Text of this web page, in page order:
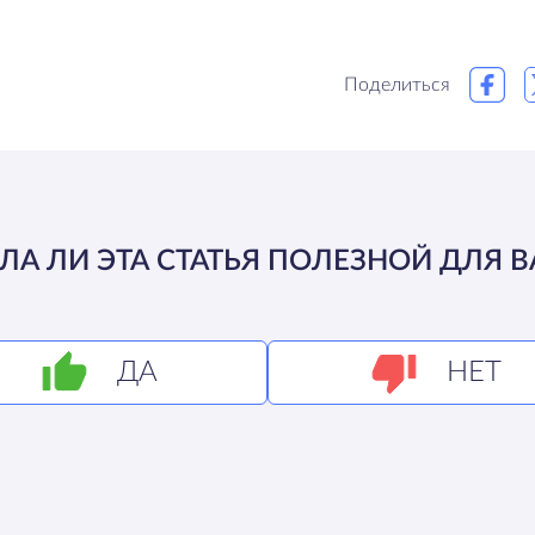
Поделиться
ЛИ ЭТА СТАТЬЯ ПОЛЕЗНОЙ ДЛЯ
ДА НЕТ